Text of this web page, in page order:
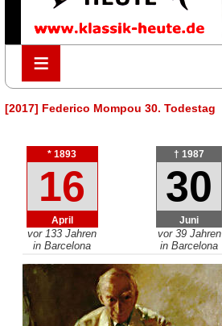
≡
≡
[2017] Federico Mompou 30. Todestag
* 1893
16
April
vor 133 Jahren
in Barcelona
† 1987
30
Juni
vor 39 Jahren
in Barcelona